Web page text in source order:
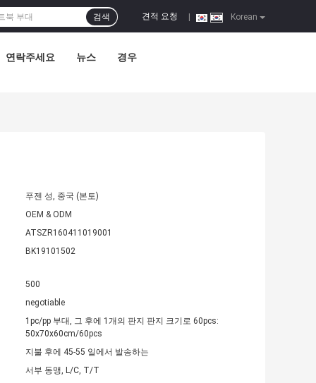
Korean
견적 요청
검색
연락주세요 뉴스 경우
푸젠 성, 중국 (본토)
OEM & ODM
ATSZR160411019001
BK19101502
500
negotiable
1pc/pp 부대, 그 후에 1개의 판지 판지 크기로 60pcs:
50x70x60cm/60pcs
지불 후에 45-55 일에서 발송하는
서부 동맹, L/C, T/T